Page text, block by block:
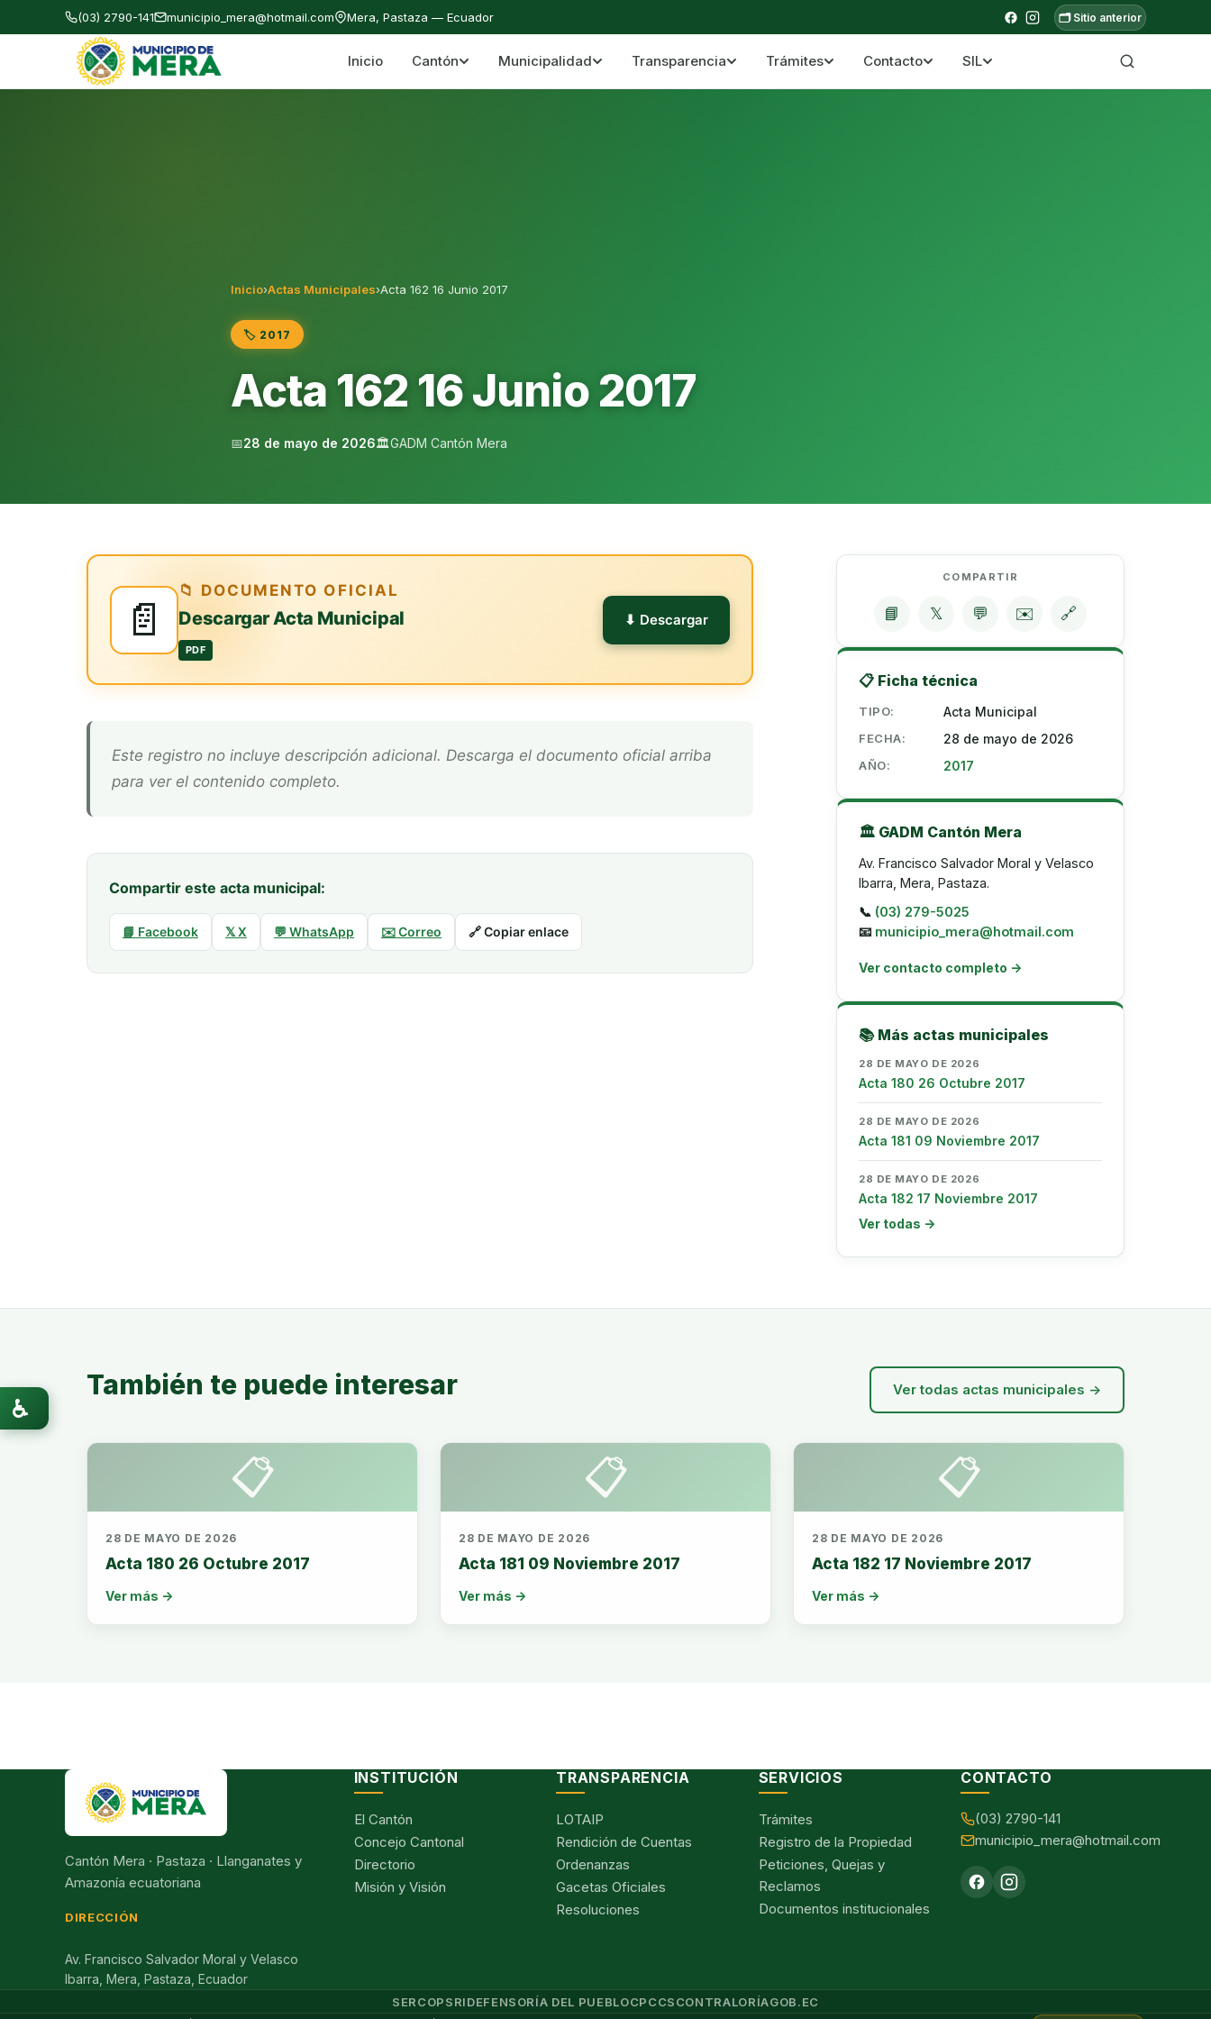
(03) 2790-141 municipio_mera@hotmail.com Mera, Pastaza — Ecuador 🗂️ Sitio anterior
Gobierno Autónomo Descentralizado Municipal del Cantón Mera Cantón Mera · Pastaza · Llanganates y Amazonía ecuatoriana
Inicio Cantón Municipalidad Transparencia Trámites Contacto SIL
Inicio›Actas Municipales›Acta 162 16 Junio 2017
🏷️ 2017
Acta 162 16 Junio 2017
📅28 de mayo de 2026🏛️GADM Cantón Mera
📄
📁 DOCUMENTO OFICIAL
Descargar Acta Municipal
PDF
⬇ Descargar
Este registro no incluye descripción adicional. Descarga el documento oficial arriba
para ver el contenido completo.
Compartir este acta municipal:
📘 Facebook 𝕏 X 💬 WhatsApp ✉️ Correo 🔗 Copiar enlace
COMPARTIR
📘 𝕏 💬 ✉️ 🔗
📋 Ficha técnica
TIPO: Acta Municipal
FECHA: 28 de mayo de 2026
AÑO: 2017
🏛️ GADM Cantón Mera
Av. Francisco Salvador Moral y Velasco
Ibarra, Mera, Pastaza.
📞 (03) 279-5025
📧 municipio_mera@hotmail.com
Ver contacto completo →
📚 Más actas municipales
28 DE MAYO DE 2026
Acta 180 26 Octubre 2017
28 DE MAYO DE 2026
Acta 181 09 Noviembre 2017
28 DE MAYO DE 2026
Acta 182 17 Noviembre 2017
Ver todas →
También te puede interesar Ver todas actas municipales →
📋
28 DE MAYO DE 2026
Acta 180 26 Octubre 2017
Ver más →
📋
28 DE MAYO DE 2026
Acta 181 09 Noviembre 2017
Ver más →
📋
28 DE MAYO DE 2026
Acta 182 17 Noviembre 2017
Ver más →
Cantón Mera · Pastaza · Llanganates y
Amazonía ecuatoriana
DIRECCIÓN
Av. Francisco Salvador Moral y Velasco
Ibarra, Mera, Pastaza, Ecuador
INSTITUCIÓN
El Cantón
Concejo Cantonal
Directorio
Misión y Visión
TRANSPARENCIA
LOTAIP
Rendición de Cuentas
Ordenanzas
Gacetas Oficiales
Resoluciones
SERVICIOS
Trámites
Registro de la Propiedad
Peticiones, Quejas y
Reclamos
Documentos institucionales
CONTACTO
(03) 2790-141
municipio_mera@hotmail.com
SERCOPSRIDEFENSORÍA DEL PUEBLOCPCCSCONTRALORÍAGOB.EC
♿